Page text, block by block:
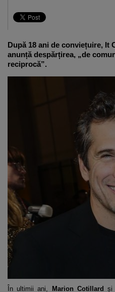
După 18 ani de conviețuire, It
anunță despărțirea, „de
reciprocă”.
În ultimii ani, Marion Cotillard